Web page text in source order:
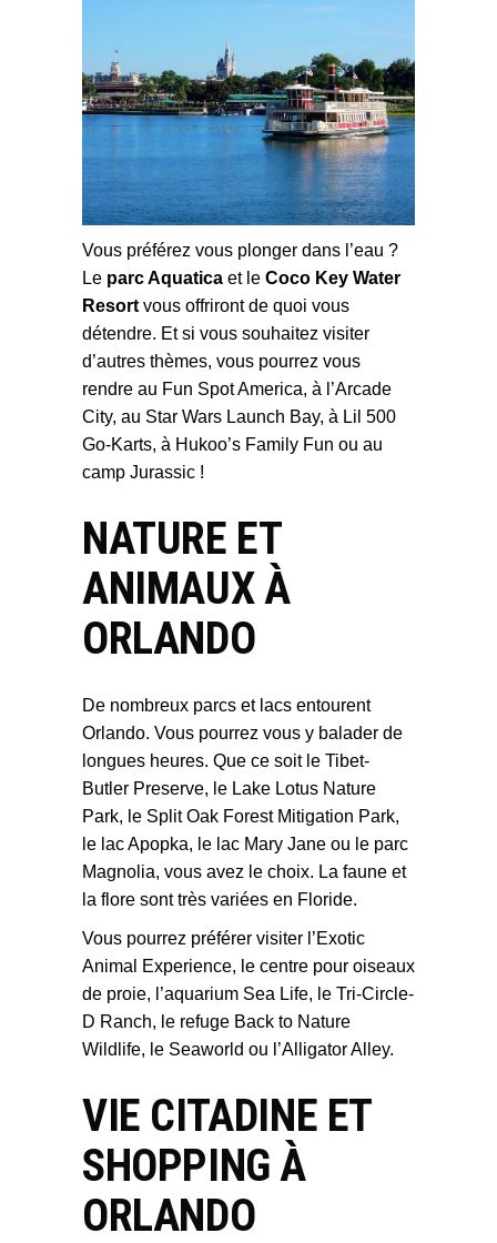
Vous préférez vous plonger dans l’eau ?
Le parc Aquatica et le Coco Key Water
Resort vous offriront de quoi vous
détendre. Et si vous souhaitez visiter
d’autres thèmes, vous pourrez vous
rendre au Fun Spot America, à l’Arcade
City, au Star Wars Launch Bay, à Lil 500
Go-Karts, à Hukoo’s Family Fun ou au
camp Jurassic !
NATURE ET
ANIMAUX À
ORLANDO
De nombreux parcs et lacs entourent
Orlando. Vous pourrez vous y balader de
longues heures. Que ce soit le Tibet-
Butler Preserve, le Lake Lotus Nature
Park, le Split Oak Forest Mitigation Park,
le lac Apopka, le lac Mary Jane ou le parc
Magnolia, vous avez le choix. La faune et
la flore sont très variées en Floride.
Vous pourrez préférer visiter l’Exotic
Animal Experience, le centre pour oiseaux
de proie, l’aquarium Sea Life, le Tri-Circle-
D Ranch, le refuge Back to Nature
Wildlife, le Seaworld ou l’Alligator Alley.
VIE CITADINE ET
SHOPPING À
ORLANDO